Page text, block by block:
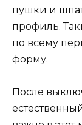
пушки и
профиль.
по всему
форму.
После